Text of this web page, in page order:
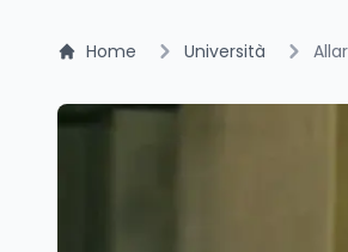
Home Università